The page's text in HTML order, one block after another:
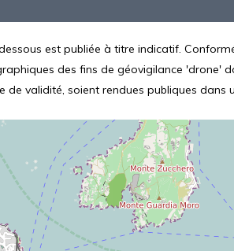
est publiée à titre indicatif.
des fins de géovigilance 'drone'
validité, soient rendues publiques